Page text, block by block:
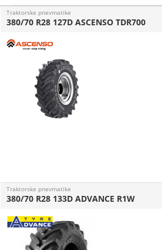
Traktorske pnevmatike
380/70 R28 127D ASCENSO TDR700
Traktorske pnevmatike
380/70 R28 133D ADVANCE R1W